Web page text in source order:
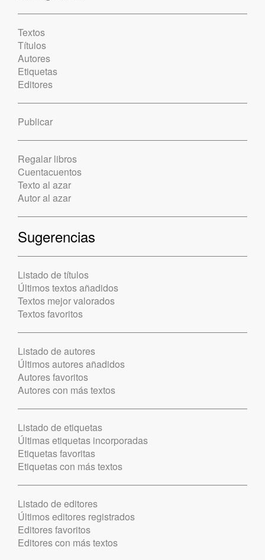
Textos
Títulos
Autores
Etiquetas
Editores
Publicar
Regalar libros
Cuentacuentos
Texto al azar
Autor al azar
Sugerencias
Listado de títulos
Últimos textos añadidos
Textos mejor valorados
Textos favoritos
Listado de autores
Últimos autores añadidos
Autores favoritos
Autores con más textos
Listado de etiquetas
Últimas etiquetas incorporadas
Etiquetas favoritas
Etiquetas con más textos
Listado de editores
Últimos editores registrados
Editores favoritos
Editores con más textos